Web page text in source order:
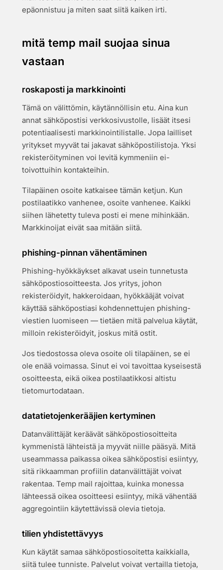
epäonnistuu ja miten saat siitä kaiken irti.
mitä temp mail suojaa sinua
vastaan
roskaposti ja markkinointi
Tämä on välittömin, käytännöllisin etu. Aina kun
annat sähköpostisi verkkosivustolle, lisäät itsesi
potentiaalisesti markkinointilistalle. Jopa lailliset
yritykset myyvät tai jakavat sähköpostilistoja. Yksi
rekisteröityminen voi levitä kymmeniin ei-
toivottuihin kontakteihin.
Tilapäinen osoite katkaisee tämän ketjun. Kun
postilaatikko vanhenee, osoite vanhenee. Kaikki
siihen lähetetty tuleva posti ei mene mihinkään.
Markkinoijat eivät saa mitään siitä.
phishing-pinnan vähentäminen
Phishing-hyökkäykset alkavat usein tunnetusta
sähköpostiosoitteesta. Jos yritys, johon
rekisteröidyit, hakkeroidaan, hyökkääjät voivat
käyttää sähköpostiasi kohdennettujen phishing-
viestien luomiseen — tietäen mitä palvelua käytät,
milloin rekisteröidyit, joskus mitä ostit.
Jos tiedostossa oleva osoite oli tilapäinen, se ei
ole enää voimassa. Sinut ei voi tavoittaa kyseisestä
osoitteesta, eikä oikea postilaatikkosi altistu
tietomurtodataan.
datatietojenkerääjien kertyminen
Datanvälittäjät keräävät sähköpostiosoitteita
kymmenistä lähteistä ja myyvät niille pääsyä. Mitä
useammassa paikassa oikea sähköpostisi esiintyy,
sitä rikkaamman profiilin datanvälittäjät voivat
rakentaa. Temp mail rajoittaa, kuinka monessa
lähteessä oikea osoitteesi esiintyy, mikä vähentää
aggregointiin käytettävissä olevia tietoja.
tilien yhdistettävyys
Kun käytät samaa sähköpostiosoitetta kaikkialla,
siitä tulee tunniste. Palvelut voivat vertailla tietoja,